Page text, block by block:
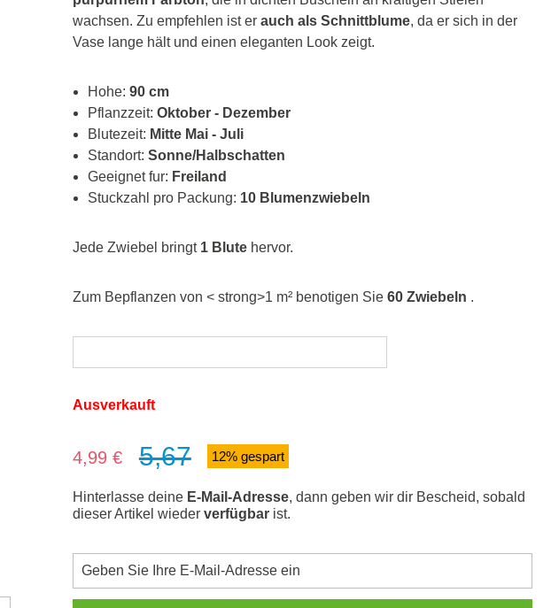
Ausverkauft
Verkaufspreis:
4,99 € 5,67 12% gespart
Hinterlasse deine E-Mail-Adresse, dann geben wir dir Bescheid, sobald
dieser Artikel wieder verfügbarist.
wachsen. Zu empfehlen ist er auch als Schnittblume, da er sich in der
Vase lange hält und einen eleganten Look zeigt.
Hohe: 90 cm
Pflanzzeit: Oktober - Dezember
Blutezeit: Mitte Mai - Juli
Standort: Sonne/Halbschatten
Geeignet fur: Freiland
Stuckzahl pro Packung: 10 Blumenzwiebeln
Jede Zwiebel bringt 1 Blutehervor.
Zum Bepflanzen von < strong>1 m² benotigen Sie 60 Zwiebeln .